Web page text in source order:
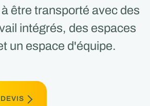
être transporté avec des
intégrés, des espaces
un espace d'équipe.